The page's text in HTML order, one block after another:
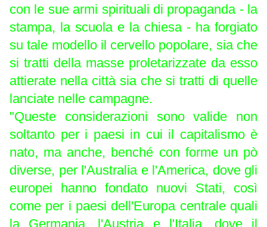
con le sue armi spirituali di propaganda - la
stampa, la scuola e la chiesa - ha forgiato
su tale modello il cervello popolare, sia che
si tratti della masse proletarizzate da esso
attierate nella città sia che si tratti di quelle
lanciate nelle campagne.
"Queste considerazioni sono valide non
soltanto per i paesi in cui il capitalismo è
nato, ma anche, benché con forme un pò
diverse, per l'Australia e l'America, dove gli
europei hanno fondato nuovi Stati, così
come per i paesi dell'Europa centrale quali
la Germania, l'Austria e l'Italia, dove il